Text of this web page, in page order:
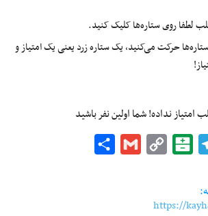
لطفا روی ستاره‌ها کلیک کنید.
حرکت می‌کنید، یک ستاره زرد یعنی یک امتیاز و
نداده! شما اولین نفر باشید
Telegram
Balatarin
Copy
Gmail
https://